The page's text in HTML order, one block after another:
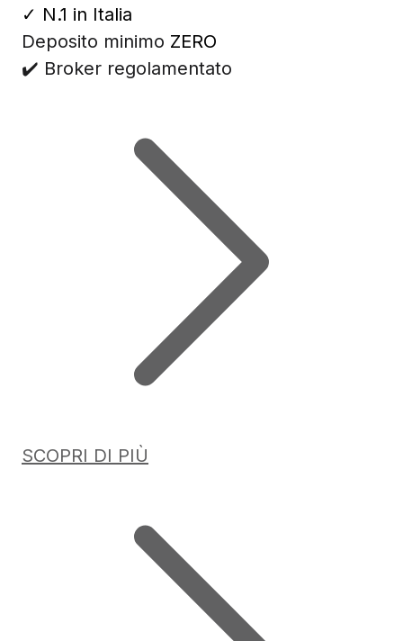
✓ N.1 in Italia
Deposito minimo ZERO
✔️ Broker regolamentato
SCOPRI DI PIÙ